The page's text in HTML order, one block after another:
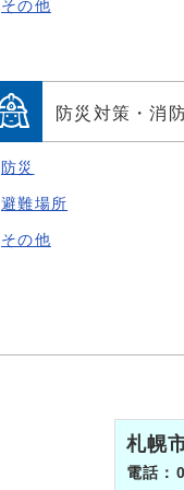
その他
防災対策・消
防災
避難場所
その他
札幌
電話